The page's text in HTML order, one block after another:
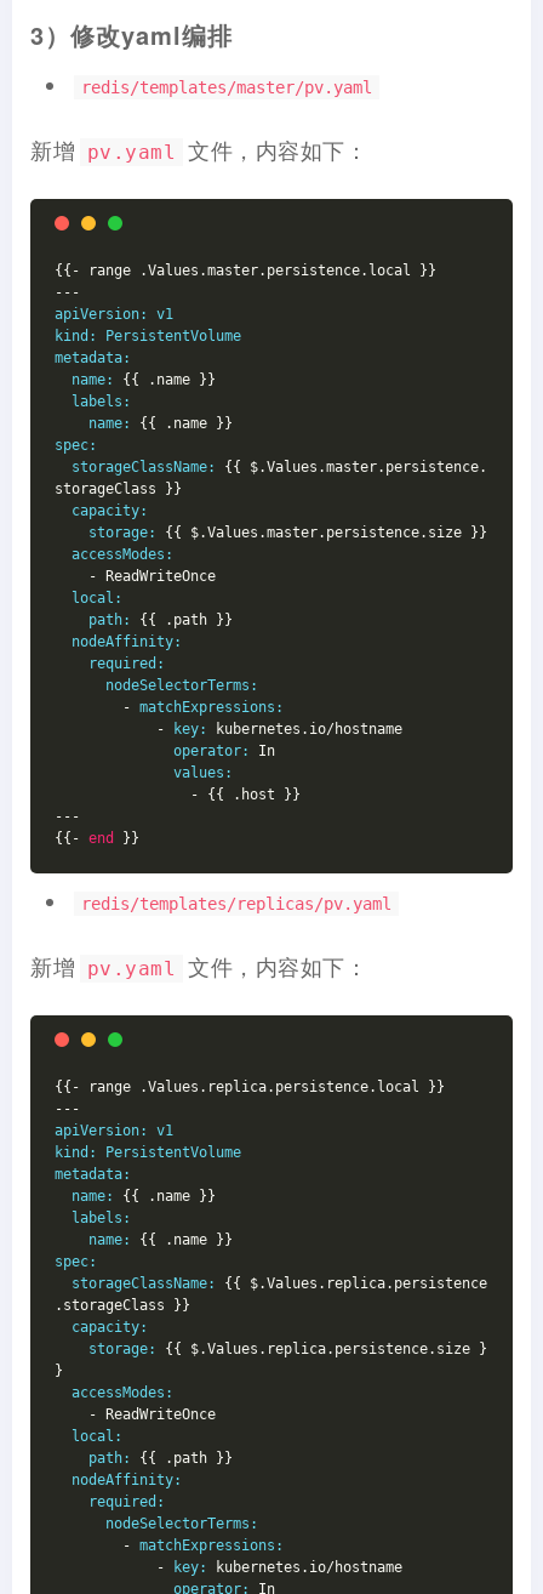
3）修改yaml编排
redis/templates/master/pv.yaml
新增 pv.yaml 文件，内容如下：
{{- range .Values.master.persistence.local }}
---
apiVersion:
v1
kind:
PersistentVolume
metadata:
name:
{{ .name }}
labels:
name:
{{ .name }}
spec:
storageClassName:
{{ $.Values.master.persistence.
storageClass }}
capacity:
storage:
{{ $.Values.master.persistence.size }}
accessModes:
- ReadWriteOnce
local:
path:
{{ .path }}
nodeAffinity:
required:
nodeSelectorTerms:
- matchExpressions:
-
key:
kubernetes.io/hostname
operator:
In
values:
- {{ .host }}
---
{{- end }}
redis/templates/replicas/pv.yaml
新增 pv.yaml 文件，内容如下：
{{- range .Values.replica.persistence.local }}
---
apiVersion:
v1
kind:
PersistentVolume
metadata:
name:
{{ .name }}
labels:
name:
{{ .name }}
spec:
storageClassName:
{{ $.Values.replica.persistence
.storageClass }}
capacity:
storage:
{{ $.Values.replica.persistence.size }
}
accessModes:
- ReadWriteOnce
local:
path:
{{ .path }}
nodeAffinity:
required:
nodeSelectorTerms:
- matchExpressions:
-
key:
kubernetes.io/hostname
operator:
In